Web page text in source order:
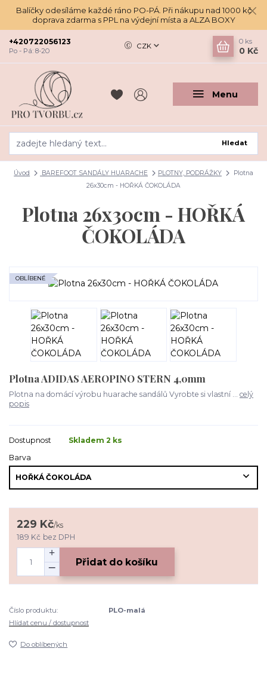
Balíčky odesíláme každé ráno PO-PÁ. Při nákupu nad 1000 kč
doprava zdarma s PPL na výdejní místa a ALZA BOXY
Menu
CZK
Hledat
+420722056123
Po - Pá: 8-20
0 ks
0 Kč
Úvod BAREFOOT SANDÁLY HUARACHE PLOTNY, PODRÁŽKY
Plotna
26x30cm - HOŘKÁ ČOKOLÁDA
Plotna 26x30cm - HOŘKÁ
ČOKOLÁDA
OBLÍBENÉ
Plotna ADIDAS AEROPINO STERN 4,0mm
Plotna na domácí výrobu huarache sandálů Vyrobte si vlastní ... celý
popis
Dostupnost
Skladem 2 ks
Barva
229 Kč/ks
189 Kč bez DPH
Přidat do košíku
Číslo produktu:
PLO-malá
Hlídat cenu / dostupnost
Do oblíbených